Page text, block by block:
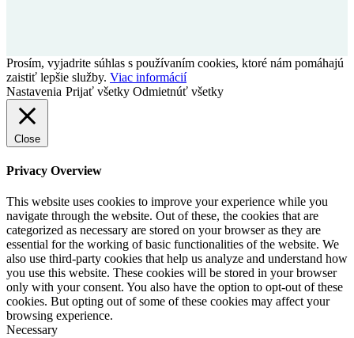
Prosím, vyjadrite súhlas s používaním cookies, ktoré nám pomáhajú
zaistiť lepšie služby. Viac informácií
Nastavenia Prijať všetky Odmietnúť všetky
Close
Privacy Overview
This website uses cookies to improve your experience while you
navigate through the website. Out of these, the cookies that are
categorized as necessary are stored on your browser as they are
essential for the working of basic functionalities of the website. We
also use third-party cookies that help us analyze and understand how
you use this website. These cookies will be stored in your browser
only with your consent. You also have the option to opt-out of these
cookies. But opting out of some of these cookies may affect your
browsing experience.
Necessary